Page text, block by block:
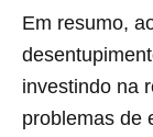
Em resumo,
investindo na
problemas de